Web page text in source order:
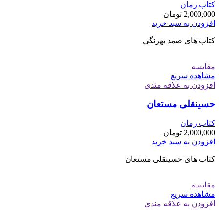
کتاب رمان
2,000,000 تومان
افزودن به سبد خرید
کتاب های صمد بهرنگی
مقایسه
مشاهده سریع
افزودن به علاقه مندی
حسینقلی مستعان
کتاب رمان
2,000,000 تومان
افزودن به سبد خرید
کتاب های حسینقلی مستعان
مقایسه
مشاهده سریع
افزودن به علاقه مندی